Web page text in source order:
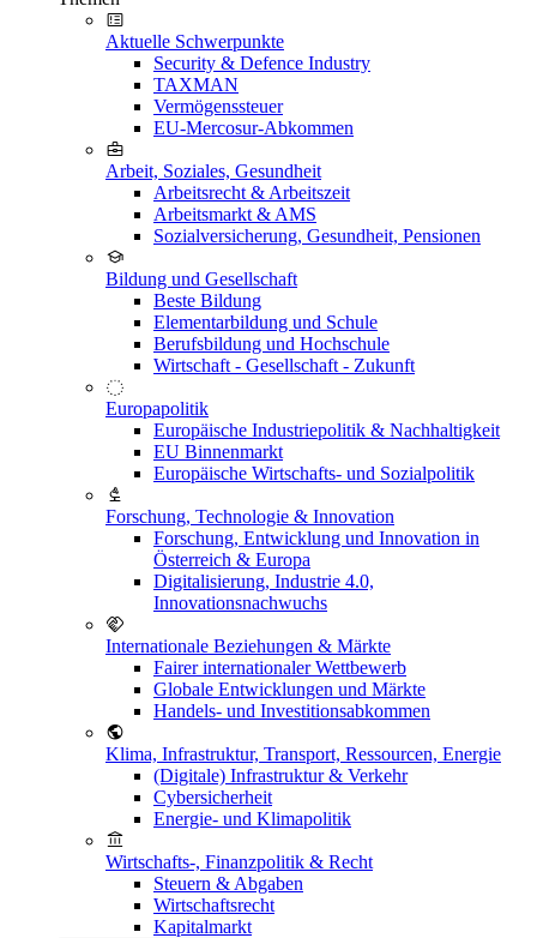
Aktuelle Schwerpunkte
Security & Defence Industry
TAXMAN
Vermögenssteuer
EU-Mercosur-Abkommen
Arbeit, Soziales, Gesundheit
Arbeitsrecht & Arbeitszeit
Arbeitsmarkt & AMS
Sozialversicherung, Gesundheit, Pensionen
Bildung und Gesellschaft
Beste Bildung
Elementarbildung und Schule
Berufsbildung und Hochschule
Wirtschaft - Gesellschaft - Zukunft
Europapolitik
Europäische Industriepolitik & Nachhaltigkeit
EU Binnenmarkt
Europäische Wirtschafts- und Sozialpolitik
Forschung, Technologie & Innovation
Forschung, Entwicklung und Innovation in
Österreich & Europa
Digitalisierung, Industrie 4.0,
Innovationsnachwuchs
Internationale Beziehungen & Märkte
Fairer internationaler Wettbewerb
Globale Entwicklungen und Märkte
Handels- und Investitionsabkommen
Klima, Infrastruktur, Transport, Ressourcen, Energie
(Digitale) Infrastruktur & Verkehr
Cybersicherheit
Energie- und Klimapolitik
Wirtschafts-, Finanzpolitik & Recht
Steuern & Abgaben
Wirtschaftsrecht
Kapitalmarkt